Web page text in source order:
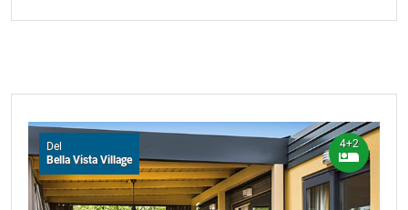
Del
Bella Vista Village
4+2